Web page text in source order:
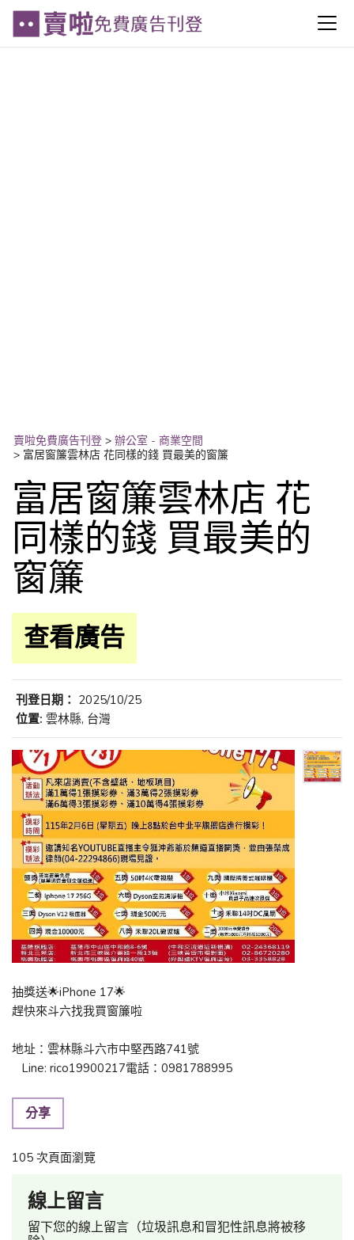
賣啦免費廣告刊登 > 辦公室 - 商業空間
> 富居窗簾雲林店 花同樣的錢 買最美的窗簾
富居窗簾雲林店 花
同樣的錢 買最美的
窗簾
查看廣告
刊登日期： 2025/10/25
位置: 雲林縣, 台灣
抽獎送🌟iPhone 17🌟
趕快來斗六找我買窗簾啦
地址：雲林縣斗六市中堅西路741號
Line: rico19900217電話：0981788995
分享
105 次頁面瀏覽
線上留言
留下您的線上留言（垃圾訊息和冒犯性訊息將被移